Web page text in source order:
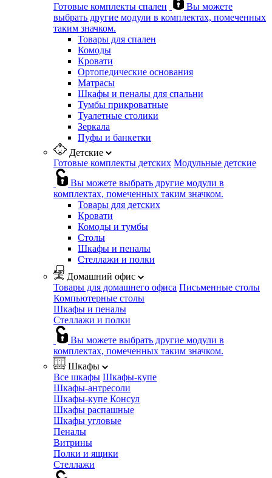
Готовые комплекты спален
Вы можете
выбрать другие модули в комплектах, помеченных
таким значком.
Товары для спален
Комоды
Кровати
Ортопедические основания
Матрасы
Шкафы и пеналы для спальни
Тумбы прикроватные
Туалетные столики
Зеркала
Пуфы и банкетки
Детские
Готовые комплекты детских Модульные детские
Вы можете выбрать другие модули в
комплектах, помеченных таким значком.
Товары для детских
Кровати
Комоды и тумбы
Столы
Шкафы и пеналы
Стеллажи и полки
Домашний офис
Товары для домашнего офиса Письменные столы
Компьютерные столы
Шкафы и пеналы
Стеллажи и полки
Вы можете выбрать другие модули в
комплектах, помеченных таким значком.
Шкафы
Все шкафы Шкафы-купе
Шкафы-антресоли
Шкафы-купе Консул
Шкафы распашные
Шкафы угловые
Пеналы
Витрины
Полки и ящики
Стеллажи